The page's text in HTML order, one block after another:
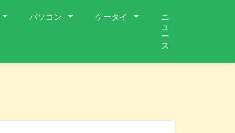
パソコン ケータイ
ニ
ュ
ー
ス